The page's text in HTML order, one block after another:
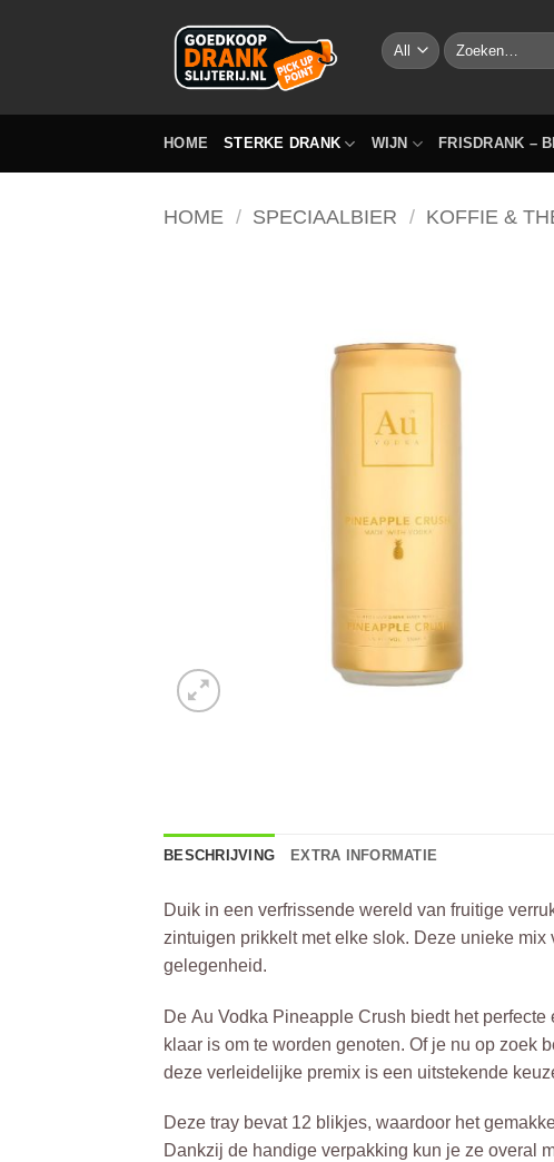
Zoeken
naar:
HOME STERKE DRANK WIJN FRISDRANK –
HOME / SPECIAALBIER / KOFFIE &
BESCHRIJVING EXTRA INFORMATIE
Duik in een verfrissende wereld van fruitige
zintuigen prikkelt met elke slok. Deze unieke
gelegenheid.
De Au Vodka Pineapple Crush biedt het
klaar is om te worden genoten. Of je nu op zoek
deze verleidelijke premix is een uitstekende
Deze tray bevat 12 blikjes, waardoor het
Dankzij de handige verpakking kun je ze overal